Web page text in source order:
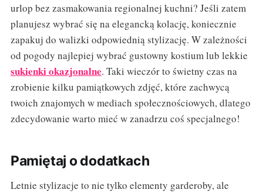
urlop bez zasmakowania regionalnej kuchni? Jeśli zatem
planujesz wybrać się na elegancką kolację, koniecznie
zapakuj do walizki odpowiednią stylizację. W zależności
od pogody najlepiej wybrać gustowny kostium lub lekkie
sukienki okazjonalne. Taki wieczór to świetny czas na
zrobienie kilku pamiątkowych zdjęć, które zachwycą
twoich znajomych w mediach społecznościowych, dlatego
zdecydowanie warto mieć w zanadrzu coś specjalnego!
Pamiętaj o dodatkach
Letnie stylizacje to nie tylko elementy garderoby, ale